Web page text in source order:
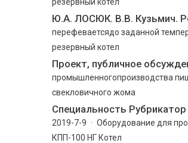
Ю.А. ЛОСЮК. В.В. Кузьмич.
перефеваетсядо заданной
резервный котел
Проект, публичное
промышленногопроизводства
свекловичного жома
Cпециальность
2019-7-9 · Оборудование для
КПП-100 НГ Котел